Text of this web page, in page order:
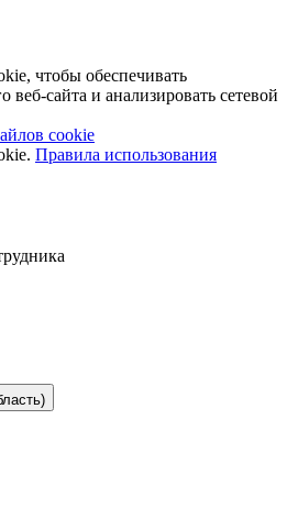
чтобы обеспечивать
сайта и анализировать сетевой
cookie
Правила использования